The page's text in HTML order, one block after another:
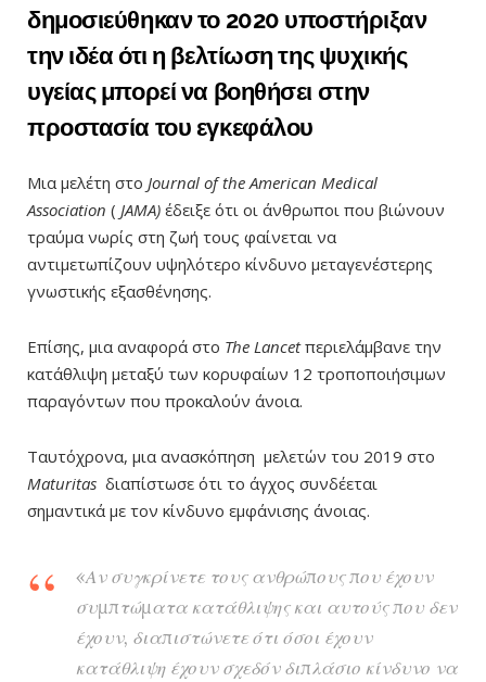
δημοσιεύθηκαν το 2020 υποστήριξαν
την ιδέα ότι η βελτίωση της ψυχικής
υγείας μπορεί να βοηθήσει στην
προστασία του εγκεφάλου
Μια μελέτη στο Journal of the American Medical
Association ( JAMA) έδειξε ότι οι άνθρωποι που βιώνουν
τραύμα νωρίς στη ζωή τους φαίνεται να
αντιμετωπίζουν υψηλότερο κίνδυνο μεταγενέστερης
γνωστικής εξασθένησης.
Επίσης, μια αναφορά στο The Lancetπεριελάμβανε την
κατάθλιψη μεταξύ των κορυφαίων 12 τροποποιήσιμων
παραγόντων που προκαλούν άνοια.
Ταυτόχρονα, μια ανασκόπηση μελετών του 2019 στο
Maturitas διαπίστωσε ότι το άγχος συνδέεται
σημαντικά με τον κίνδυνο εμφάνισης άνοιας.
«Αν συγκρίνετε τους ανθρώπους που έχουν
συμπτώματα κατάθλιψης και αυτούς που δεν
έχουν, διαπιστώνετε ότι όσοι έχουν
κατάθλιψη έχουν σχεδόν διπλάσιο κίνδυνο να